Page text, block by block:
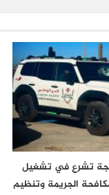
تشرع في تشغيل
الجريمة وتنظيم